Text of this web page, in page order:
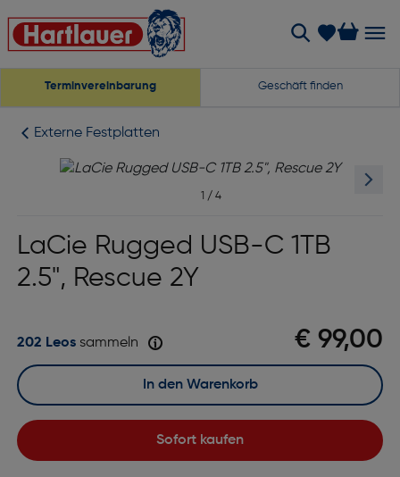
Terminvereinbarung Geschäft finden
Externe Festplatten
1 / 4
LaCie Rugged USB-C 1TB
2.5", Rescue 2Y
€ 99,00
202 Leossammeln
Sofort kaufen
In den Warenkorb